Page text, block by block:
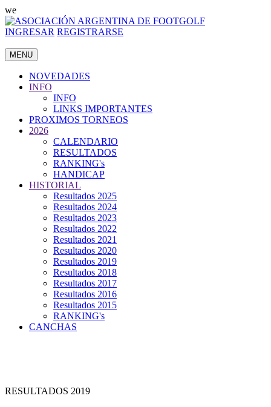
we
INGRESAR REGISTRARSE
MENU
NOVEDADES
INFO
INFO
LINKS IMPORTANTES
PROXIMOS TORNEOS
2026
CALENDARIO
RESULTADOS
RANKING's
HANDICAP
HISTORIAL
Resultados 2025
Resultados 2024
Resultados 2023
Resultados 2022
Resultados 2021
Resultados 2020
Resultados 2019
Resultados 2018
Resultados 2017
Resultados 2016
Resultados 2015
RANKING's
CANCHAS
RESULTADOS 2019